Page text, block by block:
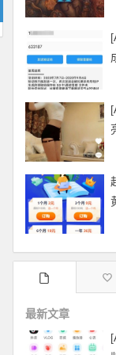
最新文章